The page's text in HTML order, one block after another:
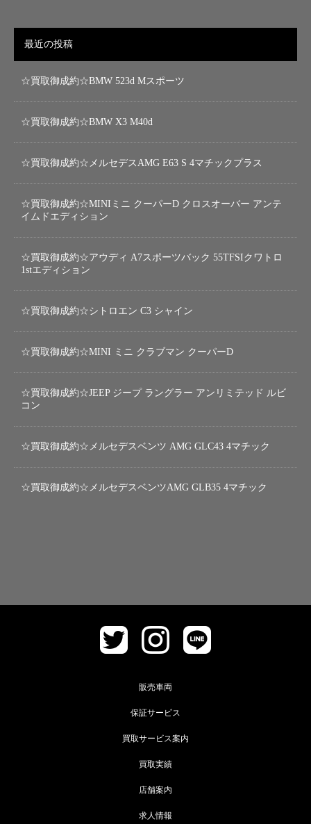
最近の投稿
☆買取御成約☆BMW 523d Mスポーツ
☆買取御成約☆BMW X3 M40d
☆買取御成約☆メルセデスAMG E63 S 4マチックプラス
☆買取御成約☆MINIミニ クーパーD クロスオーバー アンテ
イムドエディション
☆買取御成約☆アウディ A7スポーツバック 55TFSIクワトロ
1stエディション
☆買取御成約☆シトロエン C3 シャイン
☆買取御成約☆MINI ミニ クラブマン クーパーD
☆買取御成約☆JEEP ジープ ラングラー アンリミテッド ルビ
コン
☆買取御成約☆メルセデスベンツ AMG GLC43 4マチック
☆買取御成約☆メルセデスベンツAMG GLB35 4マチック
販売車両
保証サービス
買取サービス案内
買取実績
店舗案内
求人情報